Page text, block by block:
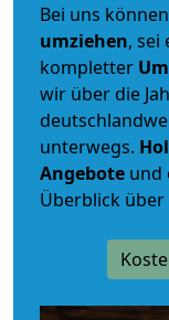
Bei uns
umziehen, sei
kompletter
wir über die
unterwegs.
Angebote und
Überblick